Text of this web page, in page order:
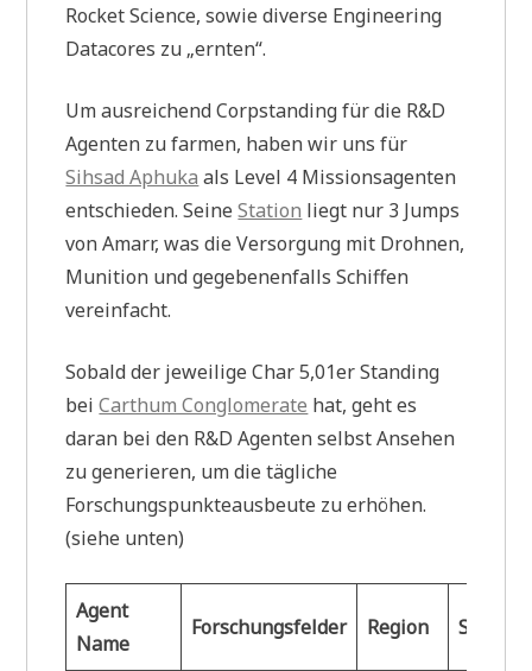
Rocket Science, sowie diverse Engineering
Datacores zu „ernten“.
Um ausreichend Corpstanding für die R&D
Agenten zu farmen, haben wir uns für
Sihsad Aphuka als Level 4 Missionsagenten
entschieden. SeineStation liegt nur 3 Jumps
von Amarr, was die Versorgung mit Drohnen,
Munition und gegebenenfalls Schiffen
vereinfacht.
Sobald der jeweilige Char 5,01er Standing
beiCarthum Conglomerate hat, geht es
daran bei den R&D Agenten selbst Ansehen
zu generieren, um die tägliche
Forschungspunkteausbeute zu erhöhen.
(siehe unten)
Agent
Name
Forschungsfelder Region Sec.